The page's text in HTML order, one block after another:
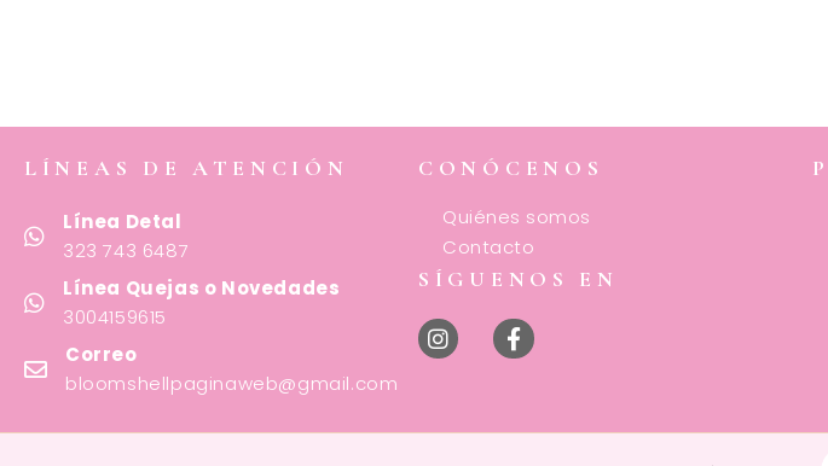
LÍNEAS DE ATENCIÓN
Línea Detal
323 743 6487
Línea Quejas o Novedades
3004159615
Correo
bloomshellpaginaweb@gmail.com
CONÓCENOS
Quiénes somos
Contacto
SÍGUENOS EN